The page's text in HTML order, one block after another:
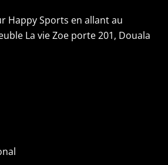
Happy Sports en allant au
La vie Zoe porte 201, Douala